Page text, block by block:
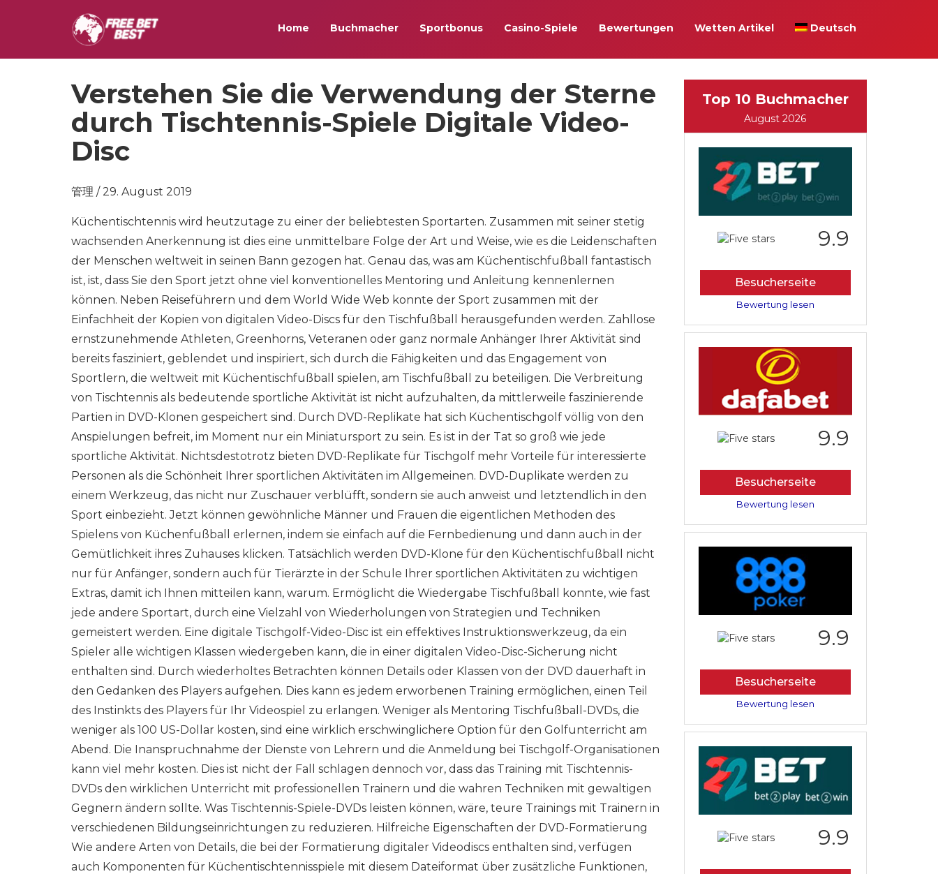
Home Buchmacher Sportbonus Casino-Spiele Bewertungen Wetten Artikel Deutsch
Verstehen Sie die Verwendung der Sterne
durch Tischtennis-Spiele Digitale Video-
Disc
管理 / 29. August 2019
Küchentischtennis wird heutzutage zu einer der beliebtesten Sportarten. Zusammen mit seiner stetig
wachsenden Anerkennung ist dies eine unmittelbare Folge der Art und Weise, wie es die Leidenschaften
der Menschen weltweit in seinen Bann gezogen hat. Genau das, was am Küchentischfußball fantastisch
ist, ist, dass Sie den Sport jetzt ohne viel konventionelles Mentoring und Anleitung kennenlernen
können. Neben Reiseführern und dem World Wide Web konnte der Sport zusammen mit der
Einfachheit der Kopien von digitalen Video-Discs für den Tischfußball herausgefunden werden. Zahllose
ernstzunehmende Athleten, Greenhorns, Veteranen oder ganz normale Anhänger Ihrer Aktivität sind
bereits fasziniert, geblendet und inspiriert, sich durch die Fähigkeiten und das Engagement von
Sportlern, die weltweit mit Küchentischfußball spielen, am Tischfußball zu beteiligen. Die Verbreitung
von Tischtennis als bedeutende sportliche Aktivität ist nicht aufzuhalten, da mittlerweile faszinierende
Partien in DVD-Klonen gespeichert sind. Durch DVD-Replikate hat sich Küchentischgolf völlig von den
Anspielungen befreit, im Moment nur ein Miniatursport zu sein. Es ist in der Tat so groß wie jede
sportliche Aktivität. Nichtsdestotrotz bieten DVD-Replikate für Tischgolf mehr Vorteile für interessierte
Personen als die Schönheit Ihrer sportlichen Aktivitäten im Allgemeinen. DVD-Duplikate werden zu
einem Werkzeug, das nicht nur Zuschauer verblüfft, sondern sie auch anweist und letztendlich in den
Sport einbezieht. Jetzt können gewöhnliche Männer und Frauen die eigentlichen Methoden des
Spielens von Küchenfußball erlernen, indem sie einfach auf die Fernbedienung und dann auch in der
Gemütlichkeit ihres Zuhauses klicken. Tatsächlich werden DVD-Klone für den Küchentischfußball nicht
nur für Anfänger, sondern auch für Tierärzte in der Schule Ihrer sportlichen Aktivitäten zu wichtigen
Extras, damit ich Ihnen mitteilen kann, warum. Ermöglicht die Wiedergabe Tischfußball konnte, wie fast
jede andere Sportart, durch eine Vielzahl von Wiederholungen von Strategien und Techniken
gemeistert werden. Eine digitale Tischgolf-Video-Disc ist ein effektives Instruktionswerkzeug, da ein
Spieler alle wichtigen Klassen wiedergeben kann, die in einer digitalen Video-Disc-Sicherung nicht
enthalten sind. Durch wiederholtes Betrachten können Details oder Klassen von der DVD dauerhaft in
den Gedanken des Players aufgehen. Dies kann es jedem erworbenen Training ermöglichen, einen Teil
des Instinkts des Players für Ihr Videospiel zu erlangen. Weniger als Mentoring Tischfußball-DVDs, die
weniger als 100 US-Dollar kosten, sind eine wirklich erschwinglichere Option für den Golfunterricht am
Abend. Die Inanspruchnahme der Dienste von Lehrern und die Anmeldung bei Tischgolf-Organisationen
kann viel mehr kosten. Dies ist nicht der Fall schlagen dennoch vor, dass das Training mit Tischtennis-
DVDs den wirklichen Unterricht mit professionellen Trainern und die wahren Techniken mit gewaltigen
Gegnern ändern sollte. Was Tischtennis-Spiele-DVDs leisten können, wäre, teure Trainings mit Trainern in
verschiedenen Bildungseinrichtungen zu reduzieren. Hilfreiche Eigenschaften der DVD-Formatierung
Wie andere Arten von Details, die bei der Formatierung digitaler Videodiscs enthalten sind, verfügen
auch Komponenten für Küchentischtennisspiele mit diesem Dateiformat über zusätzliche Funktionen,
Top 10 Buchmacher
August 2026
9.9
Besucherseite
Bewertung lesen
9.9
Besucherseite
Bewertung lesen
9.9
Besucherseite
Bewertung lesen
9.9